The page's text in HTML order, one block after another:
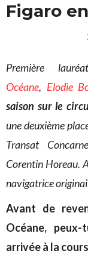
Figaro
Première
Océane, Elodie
saison sur le
une deuxième
Transat
Corentin Horeau.
navigatrice
Avant de
Océane,
arrivée à la